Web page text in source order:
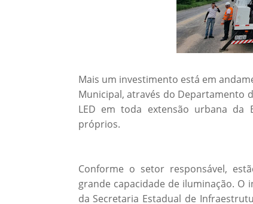
Mais um investimento está em
Municipal, através do Departamento
LED em toda extensão urbana da
próprios.
Conforme o setor responsável,
grande capacidade de iluminação.
da Secretaria Estadual de